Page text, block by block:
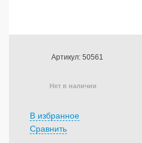
Артикул: 50561
Нет в наличии
В избранное
Сравнить